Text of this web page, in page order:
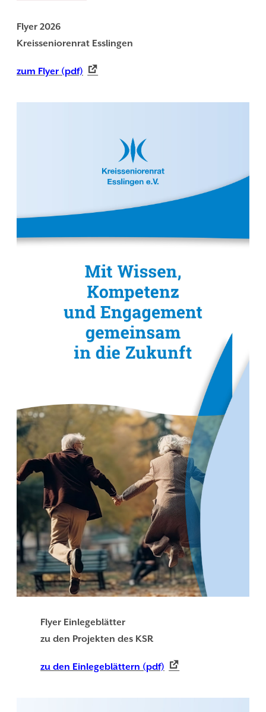
Flyer 2026
Kreisseniorenrat Esslingen
zum Flyer (pdf)
Flyer Einlegeblätter
zu den Projekten des KSR
zu den Einlegeblättern (pdf)